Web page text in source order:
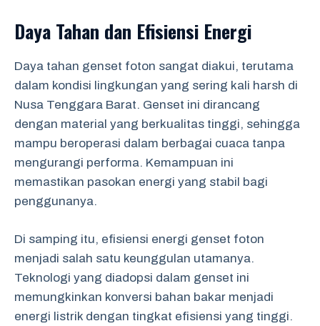
Daya Tahan dan Efisiensi Energi
Daya tahan genset foton sangat diakui, terutama
dalam kondisi lingkungan yang sering kali harsh di
Nusa Tenggara Barat. Genset ini dirancang
dengan material yang berkualitas tinggi, sehingga
mampu beroperasi dalam berbagai cuaca tanpa
mengurangi performa. Kemampuan ini
memastikan pasokan energi yang stabil bagi
penggunanya.
Di samping itu, efisiensi energi genset foton
menjadi salah satu keunggulan utamanya.
Teknologi yang diadopsi dalam genset ini
memungkinkan konversi bahan bakar menjadi
energi listrik dengan tingkat efisiensi yang tinggi.